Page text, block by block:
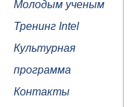
Молодым ученым
Тренинг Intel
Культурная
программа
Контакты